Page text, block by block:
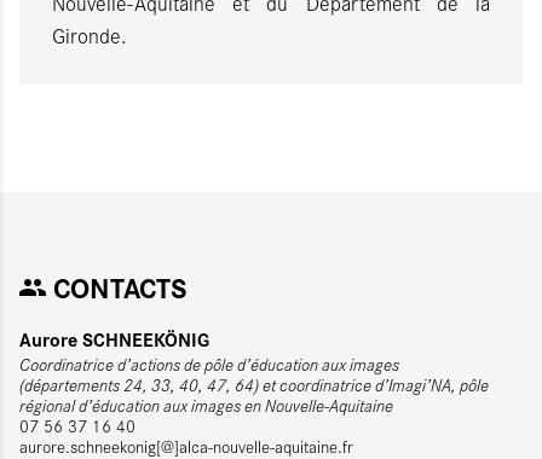
Gironde.
CONTACTS
Aurore SCHNEEKÖNIG
Coordinatrice d’actions de pôle d’éducation aux images
(départements 24, 33, 40, 47, 64) et coordinatrice d’Imagi’NA, pôle
régional d’éducation aux images en Nouvelle-Aquitaine
07 56 37 16 40
aurore.schneekonig[@]alca-nouvelle-aquitaine.fr